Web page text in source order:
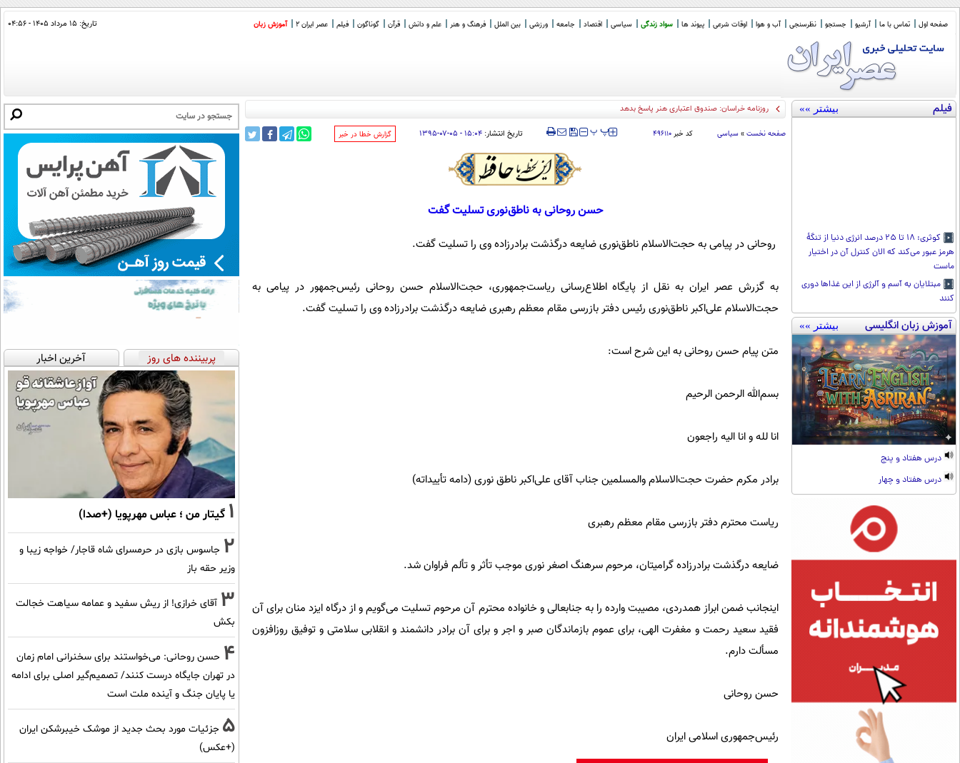
صفحه اول تماس با ما آرشیو جستجو نظرسنجی آب و هوا اوقات شرعی پیوند ها سواد زندگی سیاسی اقتصاد جامعه ورزشی بین الملل فرهنگ و هنر علم و دانش قرآن گوناگون فیلم عصر ایران 2 آموزش زبان تاریخ: ۱۵ مرداد ۱۴۰۵ - ۰۴:۵۶
فیلم بیشتر »»
کوثری: ۱۸ تا ۲۵ درصد انرژی دنیا از تنگۀ
هرمز عبور می‌کند که الان کنترل آن در اختیار
ماست
مبتلایان به آسم و آلرژی از این غذا‌ها دوری
کنند
آموزش زبان انگلیسی بیشتر »»
درس هفتاد و پنج
درس هفتاد و چهار
روزنامه خراسان: صندوق اعتباری هنر پاسخ بدهد
صفحه نخست » سیاسی کد خبر ۴۹۶۱۱۰ ‍‍‍ پ پ تاریخ انتشار: ۱۵:۰۴ - ۰۵-۰۷-۱۳۹۵ ‌گزارش خطا در خبر
حسن روحانی به ناطق‌نوری تسلیت گفت
روحانی در پیامی به حجت‌الاسلام ناطق‌نوری ضایعه درگذشت برادرزاده وی را تسلیت گفت.
به گزرش عصر ایران به نقل از پایگاه اطلاع‌رسانی ریاست‌جمهوری، حجت‌الاسلام حسن روحانی رئیس‌جمهور در پیامی به
حجت‌الاسلام علی‌اکبر ناطق‌نوری رئیس دفتر بازرسی مقام معظم رهبری ضایعه درگذشت برادرزاده وی را تسلیت گفت.
متن پیام حسن روحانی به این شرح است:
بسم‌الله الرحمن الرحیم
انا لله و انا الیه راجعون
برادر مکرم حضرت حجت‌الاسلام والمسلمین جناب آقای علی‌اکبر ناطق نوری (دامه تأییداته)
ریاست محترم دفتر بازرسی مقام معظم رهبری
ضایعه درگذشت برادرزاده گرامیتان، مرحوم سرهنگ اصغر نوری موجب تأثر و تألم فراوان شد.
اینجانب ضمن ابراز همدردی، مصیبت وارده را به جنابعالی و خانواده محترم آن مرحوم تسلیت می‌گویم و از درگاه ایزد منان برای آن
فقید سعید رحمت و مغفرت الهی، برای عموم بازماندگان صبر و اجر و برای آن برادر دانشمند و انقلابی سلامتی و توفیق روزافزون
مسألت دارم.
حسن روحانی
رئیس‌‌جمهوری اسلامی ایران
پربیننده های روز آخرین اخبار
1 گیتار من ؛ عباس مهرپویا (+صدا)
2 جاسوس بازی در حرمسرای شاه قاجار/ خواجه زیبا و
وزیر حقه باز
3 آقای خرازی! از ریش سفید و عمامه سیاهت خجالت
بکش
4 حسن روحانی: می‌خواستند برای سخنرانی امام زمان
در تهران جایگاه درست کنند/ تصمیم‌گیر اصلی برای ادامه
یا پایان جنگ و آینده ملت است
5 جزئیات مورد بحث جدید از موشک خیبرشکن ایران
(+عکس)